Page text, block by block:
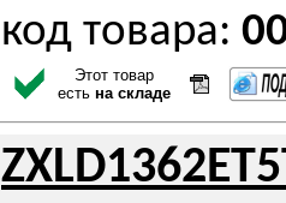
код товара:
Этот товар
есть на складе